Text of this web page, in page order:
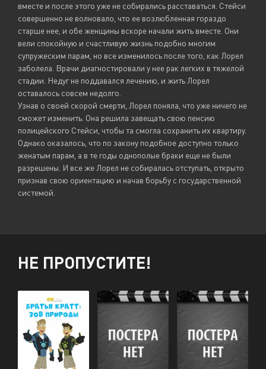
вместе и после этого уже не собирались расставаться. Стейси
совершенно не волновало, что ее возлюбленная гораздо
старше нее, и обе женщины вскоре начали жить вместе. Они
вели спокойную и счастливую жизнь подобно многим
супружеским парам, но все изменилось после того, как Лорел
заболела. Врачи диагностировали у нее рак легких в тяжелой
стадии. Недуг не поддавался лечению, и жить Лорел
оставалось совсем недолго.
Узнав о своей скорой смерти, Лорел поняла, что уже ничего не
сможет изменить. Она решила завещать свою пенсию
полицейского Стейси, чтобы та смогла сохранить их квартиру.
Однако оказалось, что по закону подобное доступно только
женатым парам, а в те годы однополые браки еще не были
разрешены. И все же Лорел не собиралась отступать, открыто
признав свою ориентацию и начав борьбу с государственной
системой.
НЕ ПРОПУСТИТЕ!